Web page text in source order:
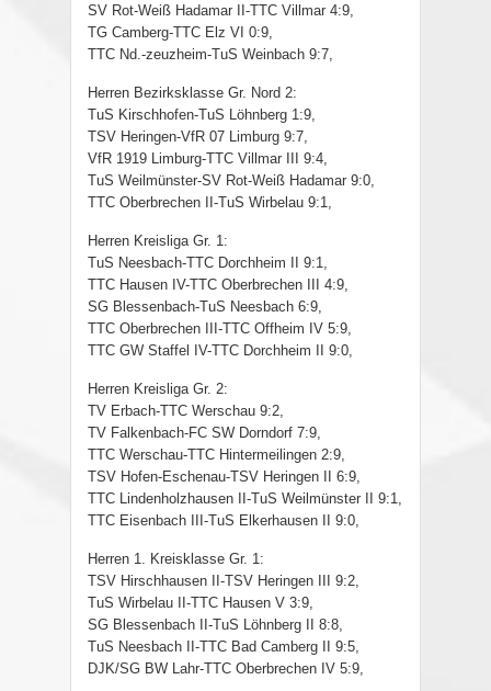
SV Rot-Weiß Hadamar II-TTC Villmar 4:9,
TG Camberg-TTC Elz VI 0:9,
TTC Nd.-zeuzheim-TuS Weinbach 9:7,
Herren Bezirksklasse Gr. Nord 2:
TuS Kirschhofen-TuS Löhnberg 1:9,
TSV Heringen-VfR 07 Limburg 9:7,
VfR 1919 Limburg-TTC Villmar III 9:4,
TuS Weilmünster-SV Rot-Weiß Hadamar 9:0,
TTC Oberbrechen II-TuS Wirbelau 9:1,
Herren Kreisliga Gr. 1:
TuS Neesbach-TTC Dorchheim II 9:1,
TTC Hausen IV-TTC Oberbrechen III 4:9,
SG Blessenbach-TuS Neesbach 6:9,
TTC Oberbrechen III-TTC Offheim IV 5:9,
TTC GW Staffel IV-TTC Dorchheim II 9:0,
Herren Kreisliga Gr. 2:
TV Erbach-TTC Werschau 9:2,
TV Falkenbach-FC SW Dorndorf 7:9,
TTC Werschau-TTC Hintermeilingen 2:9,
TSV Hofen-Eschenau-TSV Heringen II 6:9,
TTC Lindenholzhausen II-TuS Weilmünster II 9:1,
TTC Eisenbach III-TuS Elkerhausen II 9:0,
Herren 1. Kreisklasse Gr. 1:
TSV Hirschhausen II-TSV Heringen III 9:2,
TuS Wirbelau II-TTC Hausen V 3:9,
SG Blessenbach II-TuS Löhnberg II 8:8,
TuS Neesbach II-TTC Bad Camberg II 9:5,
DJK/SG BW Lahr-TTC Oberbrechen IV 5:9,